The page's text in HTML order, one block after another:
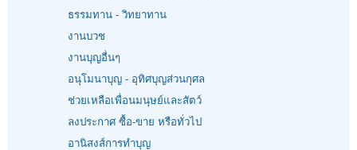
ธรรมทาน - วิทยาทาน
งานบวช
งานบุญอื่นๆ
อนุโมนาบุญ - อุทิศบุญส่วนกุศล
ช่วยเหลือเพื่อนมนุษย์และสัตว์
ลงประกาศ ซื้อ-ขาย หรือทั่วไป
อานิสงส์การทำบุญ